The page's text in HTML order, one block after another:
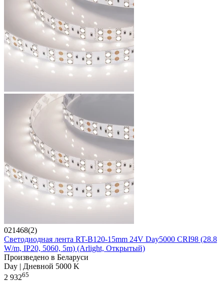
021468(2)
Светодиодная лента RT-B120-15mm 24V Day5000 CRI98 (28.8
W/m, IP20, 5060, 5m) (Arlight, Открытый)
Произведено в Беларуси
Day | Дневной 5000 K
2 93265